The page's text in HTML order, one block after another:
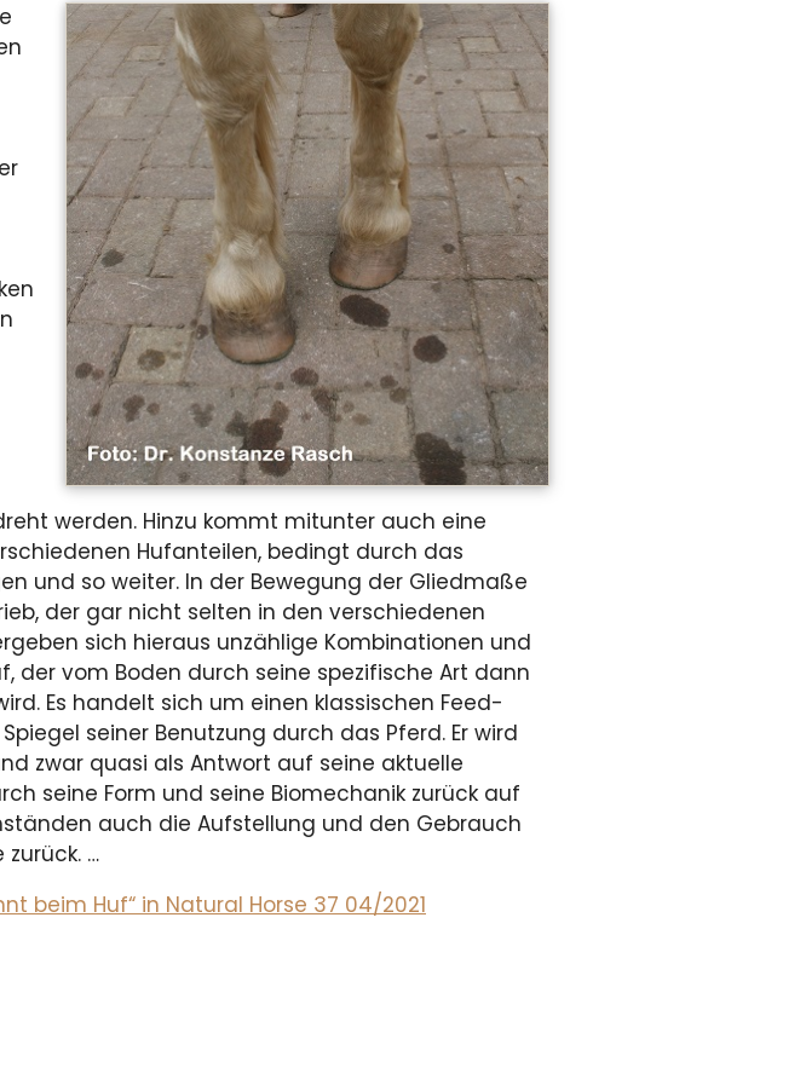
werden. Hinzu kommt mitunter auch eine
Hufanteilen, bedingt durch das
und so weiter. In der Bewegung der Gliedmaße
der gar nicht selten in den verschiedenen
sich hieraus unzählige Kombinationen und
der vom Boden durch seine spezifische Art dann
Es handelt sich um einen klassischen Feed­
seiner Benutzung durch das Pferd. Er wird
zwar quasi als Antwort auf seine aktu­elle
seine Form und seine Biomechanik zurück auf
auch die Aufstellung und den Gebrauch
…
beim Huf“ in Natural Horse 37 04/2021